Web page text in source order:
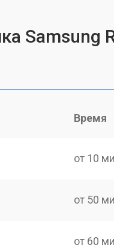
Samsung
Время
от 10
от 50
от 60